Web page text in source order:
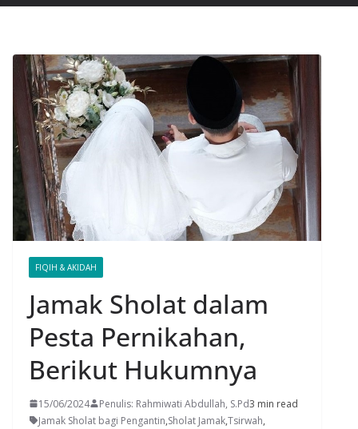
FIQIH & AKIDAH
Jamak Sholat dalam
Pesta Pernikahan,
Berikut Hukumnya
15/06/2024 Penulis: Rahmiwati Abdullah, S.Pd3 min read
Jamak Sholat bagi Pengantin,Sholat Jamak,Tsirwah,